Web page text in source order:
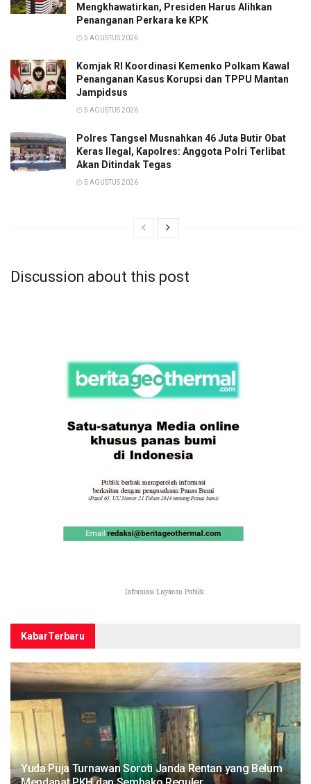
Mengkhawatirkan, Presiden Harus Alihkan
Penanganan Perkara ke KPK
5 AGUSTUS 2026
Komjak RI Koordinasi Kemenko Polkam Kawal
Penanganan Kasus Korupsi dan TPPU Mantan
Jampidsus
5 AGUSTUS 2026
Polres Tangsel Musnahkan 46 Juta Butir Obat
Keras Ilegal, Kapolres: Anggota Polri Terlibat
Akan Ditindak Tegas
5 AGUSTUS 2026
Discussion about this post
KabarTerbaru
Yuda Puja Turnawan Soroti Janda Rentan yang Belum